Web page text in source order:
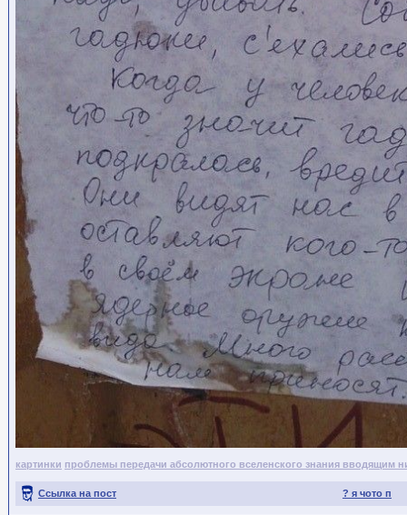
картинки проблемы передачи абсолютного вселенского знания вводящим
? я чото п
Ссылка на пост